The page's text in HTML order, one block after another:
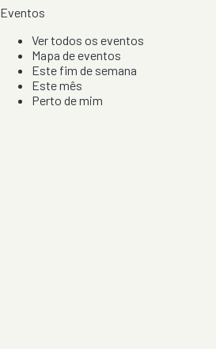
Eventos
Ver todos os eventos
Mapa de eventos
Este fim de semana
Este mês
Perto de mim